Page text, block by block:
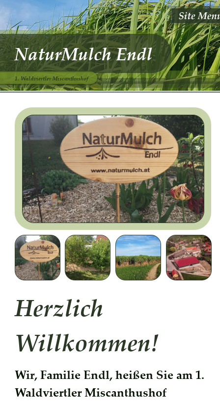
NaturMulch Endl
1. Waldviertler Miscanthushof
Herzlich
Willkommen!
Wir, Familie Endl, heißen Sie am 1.
Waldviertler Miscanthushof